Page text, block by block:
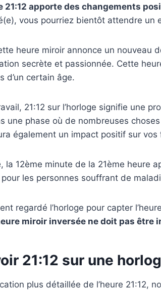
21:12 apporte des changements
vous pourriez bientôt attendre un
heure miroir annonce un nouveau
secrète et passionnée. Cette
d’un certain âge.
21:12 sur l’horloge signifie une
une phase où de nombreuses
également un impact positif sur vos
la 12ème minute de la 21ème heure
les personnes souffrant de
regardé l’horloge pour capter
miroir inversée ne doit pas être
21:12 sur une
plus détaillée de l’heure 21:12,